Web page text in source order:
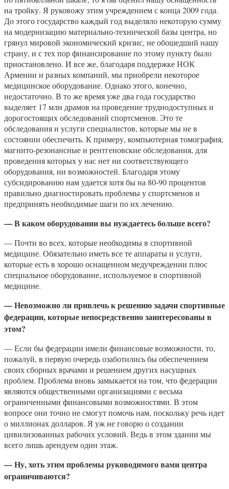
на тройку. Я руковожу этим учреждением с конца 2009 года.
До этого государство каждый год выделяло некоторую сумму
на модернизацию материально-технической базы центра, но
грянул мировой экономический кризис, не обошедший нашу
страну, и с тех пор финансирование по этому пункту было
приостановлено. И все же, благодаря поддержке НОК
Армении и разных компаний, мы приобрели некоторое
медицинское оборудование. Однако этого, конечно,
недостаточно. В то же время уже два года государство
выделяет 17 млн драмов на проведение труднодоступных и
дорогостоящих обследований спортсменов. Это те
обследования и услуги специалистов, которые мы не в
состоянии обеспечить. К примеру, компьютерная томография,
магнито-резонансные и рентгеновские обследования, для
проведения которых у нас нет ни соответствующего
оборудования, ни возможностей. Благодаря этому
субсидированию нам удается хотя бы на 80-90 процентов
правильно диагностировать проблемы у спортсменов и
предпринять необходимые шаги по их лечению.
— В каком оборудовании вы нуждаетесь больше всего?
— Почти во всех, которые необходимы в спортивной
медицине. Обязательно иметь все те аппараты и услуги,
которые есть в хорошо оснащенном медучреждении плюс
специальное оборудование, используемое в спортивной
медицине.
— Невозможно ли привлечь к решению задачи спортивные
федерации, которые непосредственно заинтересованы в
этом?
— Если бы федерации имели финансовые возможности, то,
пожалуй, в первую очередь озаботились бы обеспечением
своих сборных врачами и решением других насущных
проблем. Проблема вновь замыкается на том, что федерации
являются общественными организациями с весьма
ограниченными финансовыми возможностями. В этом
вопросе они точно не смогут помочь нам, поскольку речь идет
о миллионах долларов. Я уж не говорю о создании
цивилизованных рабочих условий. Ведь в этом здании мы
всего лишь арендуем один этаж.
— Ну, хоть этим проблемы руководимого вами центра
ограничиваются?